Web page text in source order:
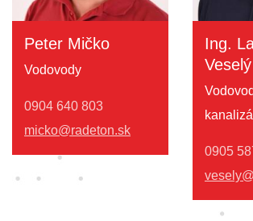
Peter Mičko
Vodovody
0904 640 803
micko@radeton.sk
Ing.
Veselý
0905